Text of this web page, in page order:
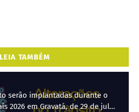
LEIA TAMBÉM
serão implantadas durante o
2026 em Gravatá, de 29 de julho